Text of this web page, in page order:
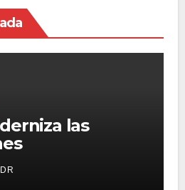
las
con el Peso
DR